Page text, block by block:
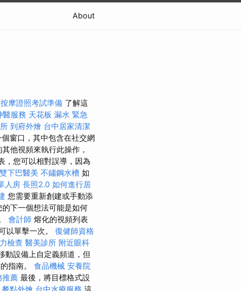
About
按摩證照考試準備 了解這
醫服務 天花板 漏水 緊急
到府外燴 台中居家清潔
個窗口，其中包含在社交網
他視頻來執行此操作，
，您可以相對誤導，因為
雙下巴醫美 不鏽鋼水槽 如
人房 長照2.0 如何進行居
您需要重新創建或手動添
下一個想法可能是如何
會計師 熔化的視頻列表
以單擊一次。 復健師資格
檢查 醫美診所 附近眼科
動設備上自定義頻道，但
指南。 食品機械 安養院
推薦 最後，將目標格式設
餐點外燴 台中水療服務 這